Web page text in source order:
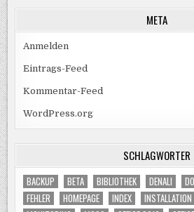
META
Anmelden
Eintrags-Feed
Kommentar-Feed
WordPress.org
SCHLAGWÖRTER
BACKUP BETA BIBLIOTHEK DENALI
FEHLER
HOMEPAGE INDEX INSTALLATION